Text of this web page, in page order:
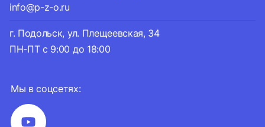
Мы в соцсетях:
info@p-z-o.ru
г. Подольск, ул. Плещеевская, 34
ПН-ПТ с 9:00 до 18:00